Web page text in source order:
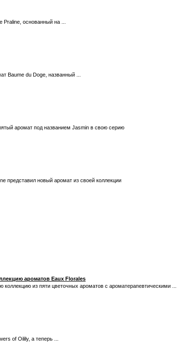
основанный на ...
Baume du Doge, названный ...
аромат под названием Jasmin в свою серию
представил новый аромат из своей коллекции
ароматов Eaux Florales
из пяти цветочных ароматов с ароматерапевтическими ...
of Oilily, а теперь ...